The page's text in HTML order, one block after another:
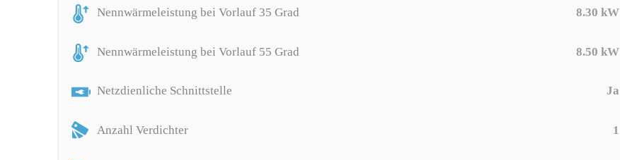
Nennwärmeleistung bei Vorlauf 35 Grad 8.30 kW
Nennwärmeleistung bei Vorlauf 55 Grad 8.50 kW
Netzdienliche Schnittstelle Ja
Anzahl Verdichter 1